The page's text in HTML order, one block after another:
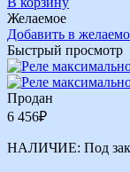
Желаемое
Добавить в
Быстрый просмотр
Продан
6 456₽
НАЛИЧИЕ: Под